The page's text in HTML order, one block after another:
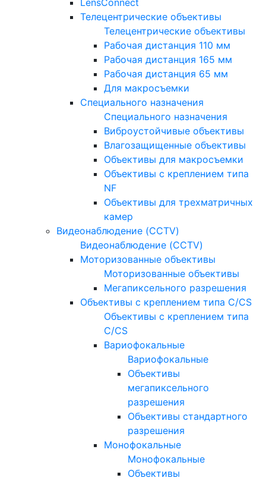
LensConnect
Телецентрические объективы
Телецентрические объективы
Рабочая дистанция 110 мм
Рабочая дистанция 165 мм
Рабочая дистанция 65 мм
Для макросъемки
Специального назначения
Специального назначения
Виброустойчивые объективы
Влагозащищенные объективы
Объективы для макросъемки
Объективы с креплением типа
NF
Объективы для трехматричных
камер
Видеонаблюдение (CCTV)
Видеонаблюдение (CCTV)
Моторизованные объективы
Моторизованные объективы
Мегапиксельного разрешения
Объективы с креплением типа C/CS
Объективы с креплением типа
C/CS
Вариофокальные
Вариофокальные
Объективы
мегапиксельного
разрешения
Объективы стандартного
разрешения
Монофокальные
Монофокальные
Объективы